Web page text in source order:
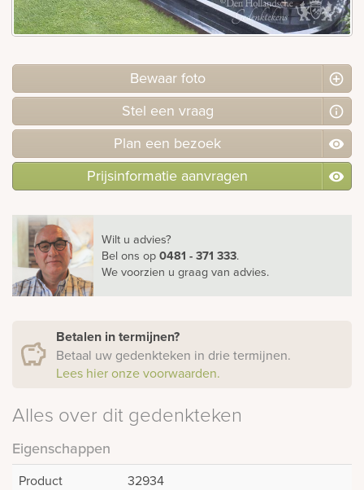
Bekijk
ook:
Bewaar foto
Stel een vraag
Plan een bezoek
Prijsinformatie aanvragen
Wilt u advies?
Bel ons op0481 - 371 333.
We voorzien u graag van advies.
Betalen in termijnen?
Betaal uw gedenkteken in drie termijnen.
Lees hier onze voorwaarden.
Alles over dit gedenkteken
Eigenschappen
Product
32934